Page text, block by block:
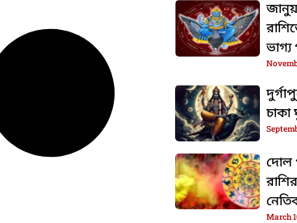
ভাগ্য
চাকা
দোল
March